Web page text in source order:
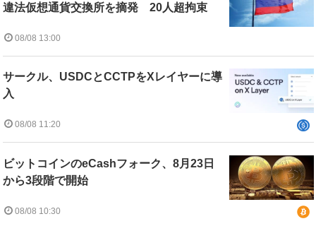
違法仮想通貨交換所を摘発 20人超拘束
08/08 13:00
サークル、USDCとCCTPをXレイヤーに導
入
08/08 11:20
ビットコインのeCashフォーク、8月23日
から3段階で開始
08/08 10:30